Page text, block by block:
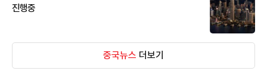
진행중
중국뉴스 더보기